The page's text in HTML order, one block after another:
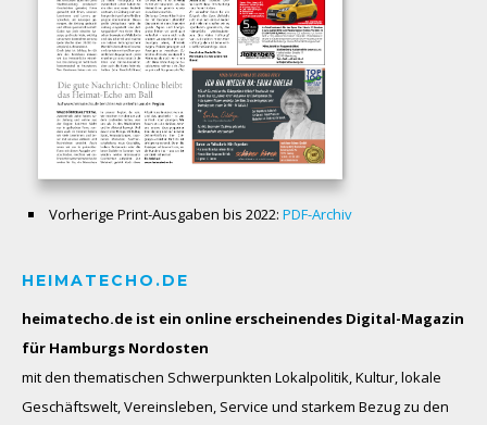
Vorherige Print-Ausgaben bis 2022: PDF-Archiv
HEIMATECHO.DE
heimatecho.de ist ein online erscheinendes Digital-Magazin
für Hamburgs Nordosten
mit den thematischen Schwerpunkten Lokalpolitik, Kultur, lokale
Geschäftswelt, Vereinsleben, Service und starkem Bezug zu den